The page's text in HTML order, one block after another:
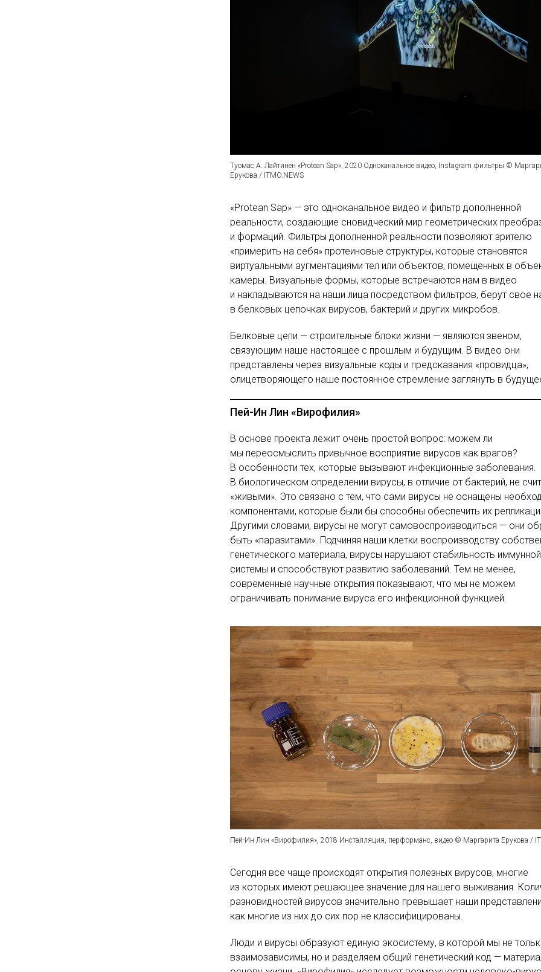
Туомас А. Лайтинен «Protean Sap», 2020 Одноканальное видео, Instagram фильтры ©
Ерукова / ITMO.NEWS
«Protean Sap» — это одноканальное видео и фильтр дополненной
реальности, создающие сновидческий мир геометрических
и формаций. Фильтры дополненной реальности позволяют зрителю
«примерить на себя» протеиновые структуры, которые становятся
виртуальными аугментациями тел или объектов, помещенных в
камеры. Визуальные формы, которые встречаются нам в видео
и накладываются на наши лица посредством фильтров, берут свое
в белковых цепочках вирусов, бактерий и других микробов.
Белковые цепи — строительные блоки жизни — являются звеном,
связующим наше настоящее с прошлым и будущим. В видео они
представлены через визуальные коды и предсказания «провидца»,
олицетворяющего наше постоянное стремление заглянуть в
Пей-Ин Лин «Вирофилия»
В основе проекта лежит очень простой вопрос: можем ли
мы переосмыслить привычное восприятие вирусов как врагов?
В особенности тех, которые вызывают инфекционные заболевания.
В биологическом определении вирусы, в отличие от бактерий, не
«живыми». Это связано с тем, что сами вирусы не оснащены
компонентами, которые были бы способны обеспечить их
Другими словами, вирусы не могут самовоспроизводиться — они
быть «паразитами». Подчиняя наши клетки воспроизводству
генетического материала, вирусы нарушают стабильность иммунной
системы и способствуют развитию заболеваний. Тем не менее,
современные научные открытия показывают, что мы не можем
ограничивать понимание вируса его инфекционной функцией.
Пей-Ин Лин «Вирофилия», 2018 Инсталляция, перформанс, видео © Маргарита Ерукова /
Сегодня все чаще происходят открытия полезных вирусов, многие
из которых имеют решающее значение для нашего выживания.
разновидностей вирусов значительно превышает наши
как многие из них до сих пор не классифицированы.
Люди и вирусы образуют единую экосистему, в которой мы не
взаимозависимы, но и разделяем общий генетический код —